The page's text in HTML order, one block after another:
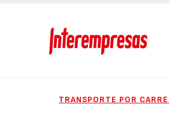
TRANSPORTE POR